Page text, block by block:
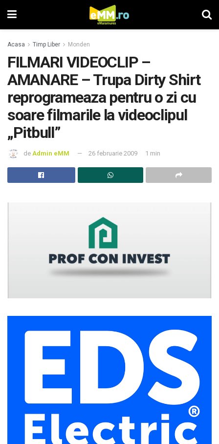
Acasa Timp Liber Monden
FILMARI VIDEOCLIP –
AMANARE – Trupa Dirty Shirt
reprogrameaza pentru o zi cu
soare filmarile la videoclipul
„Pitbull”
de Admin eMM 26 februarie 2009 1 min